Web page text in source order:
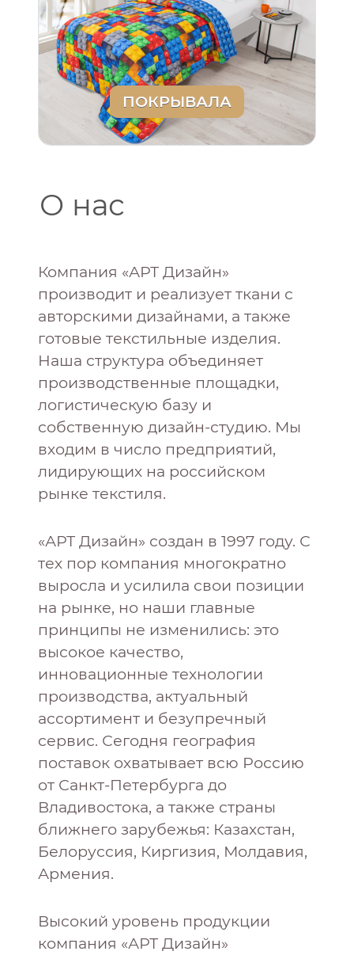
ПОКРЫВАЛА
О нас
Компания «АРТ Дизайн»
производит и реализует ткани с
авторскими дизайнами, а также
готовые текстильные изделия.
Наша структура объединяет
производственные площадки,
логистическую базу и
собственную дизайн-студию. Мы
входим в число предприятий,
лидирующих на российском
рынке текстиля.
«АРТ Дизайн» создан в 1997 году. С
тех пор компания многократно
выросла и усилила свои позиции
на рынке, но наши главные
принципы не изменились: это
высокое качество,
инновационные технологии
производства, актуальный
ассортимент и безупречный
сервис. Сегодня география
поставок охватывает всю Россию
от Санкт-Петербурга до
Владивостока, а также страны
ближнего зарубежья: Казахстан,
Белоруссия, Киргизия, Молдавия,
Армения.
Высокий уровень продукции
компания «АРТ Дизайн»